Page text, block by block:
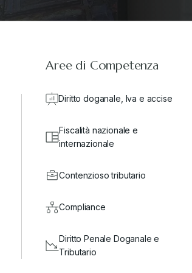
Aree di Competenza
Diritto doganale, Iva e accise
Fiscalità nazionale e
internazionale
Contenzioso tributario
Compliance
Diritto Penale Doganale e
Tributario